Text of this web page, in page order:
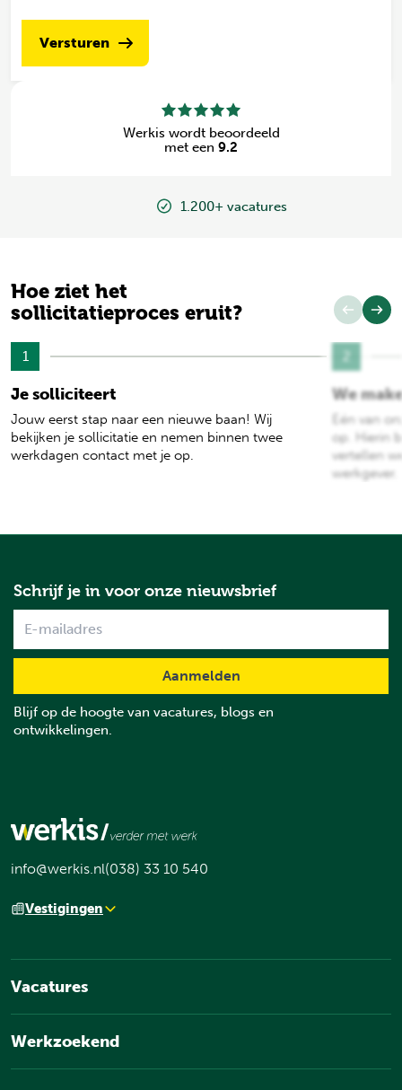
Versturen
Werkis wordt beoordeeld
met een 9.2
1.200+ vacatures
Hoe ziet het
sollicitatieproces eruit?
1
Je solliciteert
Jouw eerst stap naar een nieuwe baan! Wij
bekijken je sollicitatie en nemen binnen twee
werkdagen contact met je op.
We
Eén van
op. Hierin
vertellen
werkgever.
Schrijf je in voor onze nieuwsbrief
Blijf op de hoogte van vacatures, blogs en
ontwikkelingen.
info@werkis.nl(038) 33 10 540
Vestigingen
Vacatures
Werkzoekend